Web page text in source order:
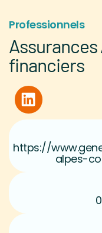
Professionnels
financiers
https://
alpes-